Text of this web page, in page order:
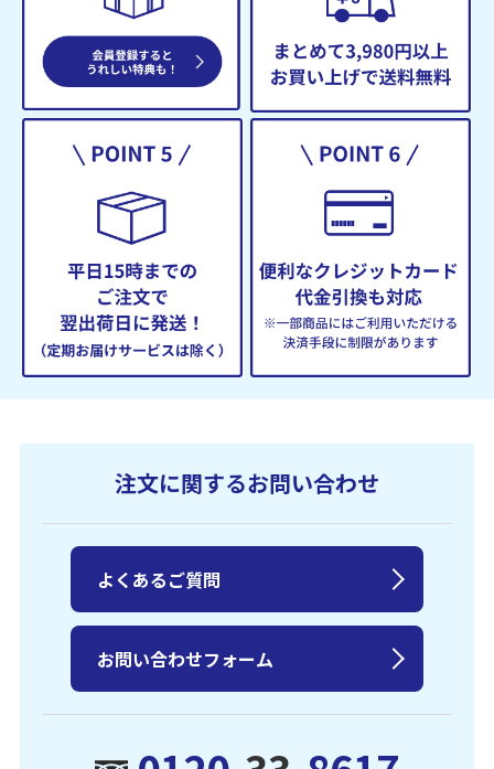
注文に関するお問い合わせ
よくあるご質問
お問い合わせフォーム